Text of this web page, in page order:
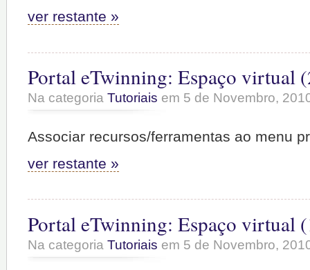
ver restante »
Portal eTwinning: Espaço virtual
Na categoria Tutoriais em 5 de Novembro,
Associar recursos/ferramentas ao menu
ver restante »
Portal eTwinning: Espaço virtual
Na categoria Tutoriais em 5 de Novembro,